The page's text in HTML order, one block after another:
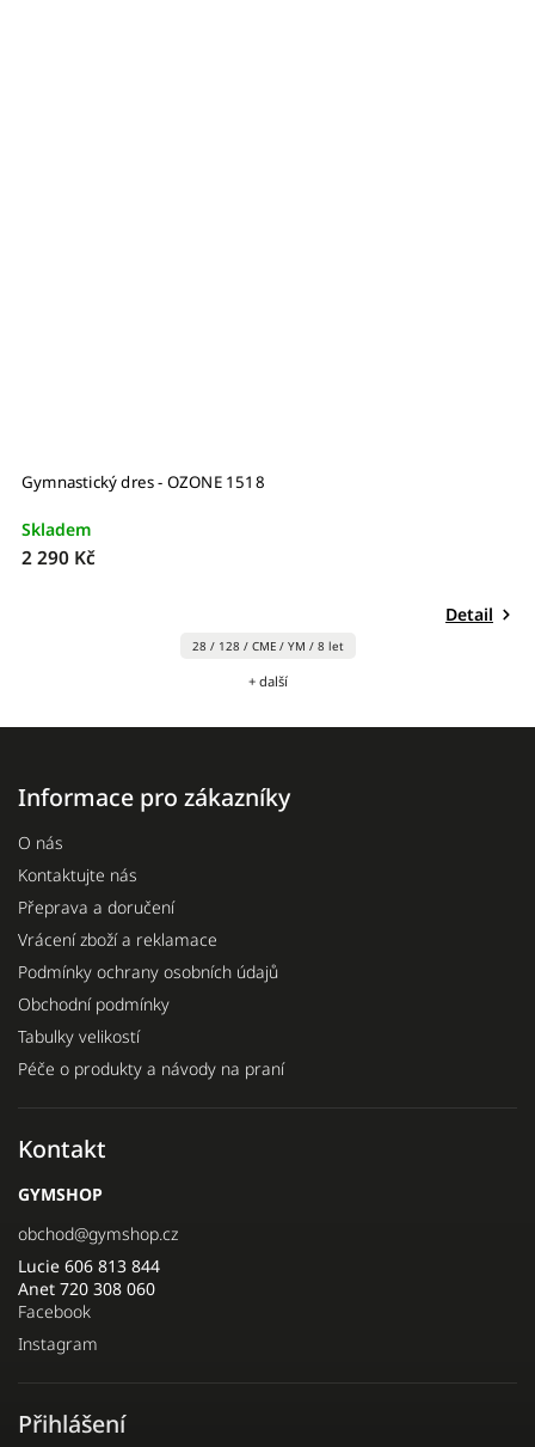
Gymnastický dres - OZONE 1518
Skladem
2 290 Kč
Detail
28 / 128 / CME / YM / 8 let
+ další
Informace pro zákazníky
O nás
Kontaktujte nás
Přeprava a doručení
Vrácení zboží a reklamace
Podmínky ochrany osobních údajů
Obchodní podmínky
Tabulky velikostí
Péče o produkty a návody na praní
Kontakt
GYMSHOP
obchod@gymshop.cz
Lucie 606 813 844
Anet 720 308 060
Facebook
Instagram
Přihlášení